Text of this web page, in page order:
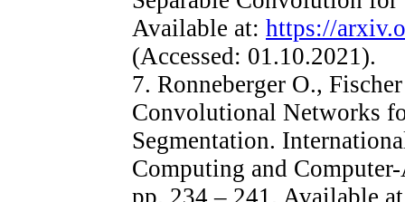
Available at: https://
(Accessed: 01.10.2021).
7. Ronneberger O.,
Convolutional Networks
Segmentation.
Computing and